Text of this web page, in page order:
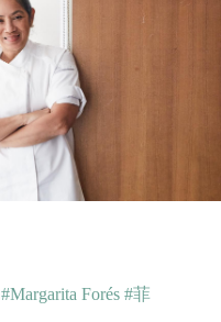
#Margarita Forés #菲